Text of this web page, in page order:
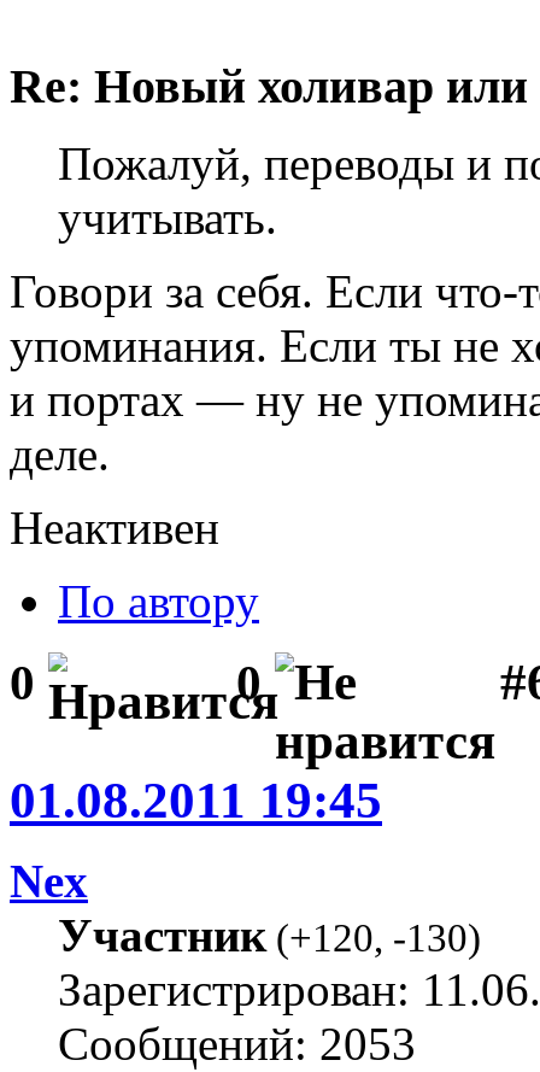
Re: Новый холивар
Пожалуй, переводы и
учитывать.
Говори за себя. Если что-
упоминания. Если ты не
и портах — ну не
деле.
Неактивен
По автору
0 0
01.08.2011 19:45
Nex
Участник(+120, -130)
Зарегистрирован:
Сообщений: 2053